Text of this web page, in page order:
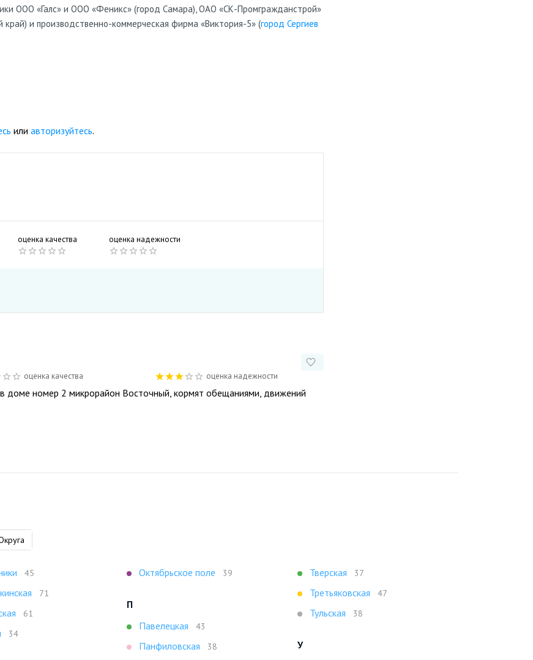
ООО «Галс» и ООО «Феникс» (город Самара), ОАО «СК-Промгражданстрой»
и производственно-коммерческая фирма «Виктория-5» (город Сергиев
или авторизуйтесь.
оценка качества оценка надежности
оценка качества оценка надежности
доме номер 2 микрорайон Восточный, кормят обещаниями, движений
45
71
61
34
Октябрьское поле 39
П
Павелецкая
43
Панфиловская 38
Тверская 37
Третьяковская 47
Тульская 38
У